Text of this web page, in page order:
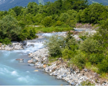
した。
惨な銃撃を語り継いで
に追悼行事が行われる
あちこちからうめき声
て、一面、血の海と化